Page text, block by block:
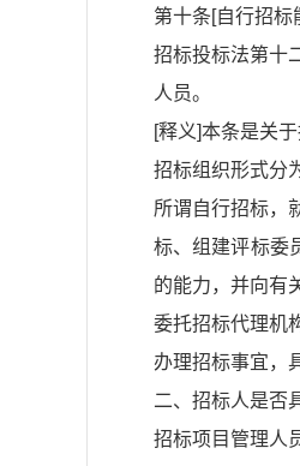
第十条[自行招标
招标投标法第十
人员。
[释义]本条是关
招标组织形式分
所谓自行招标，
标、组建评标委
的能力，并向有
委托招标代理机
办理招标事宜，
二、招标人是否
招标项目管理人